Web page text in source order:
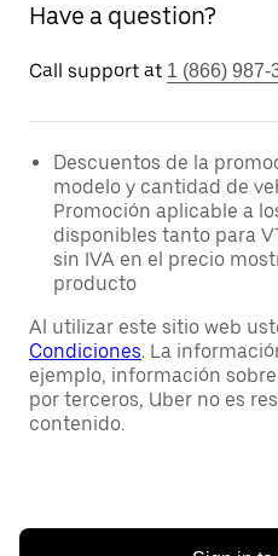
Have a question?
Call support at 1 (866) 987-
Descuentos de la
modelo y cantidad de
Promoción aplicable a
disponibles tanto para
sin IVA en el precio
producto
Al utilizar este sitio web
Condiciones. La
ejemplo, información
por terceros, Uber no es
contenido.